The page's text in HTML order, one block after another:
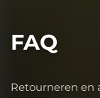
FAQ
Retourneren en